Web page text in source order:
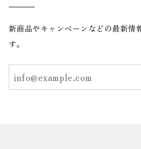
新商品やキャンペーンなどの最新情
す。